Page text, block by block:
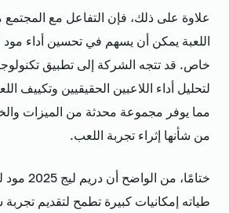
علاوة على ذلك، فإن التفاعل مع
اللعبة يمكن أن يسهم في تحسين أداء
خاص. قد تتجه الشركة إلى تطبيق
لتحليل أداء اللاعبين الحقيقيين وتكييف
مما يوفر مجموعة محدثة من الميزات
من شأنها إثراء تجربة اللعب.
ختامًا، من
طياته إمكانيات كبيرة تطمح لتقديم